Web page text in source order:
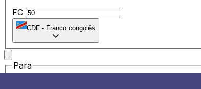
FC
CDF - Franco congolês
Para